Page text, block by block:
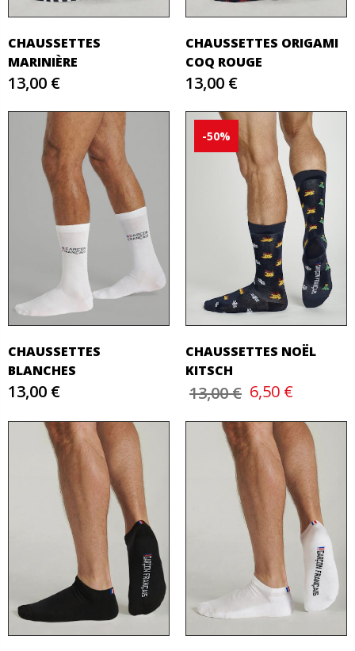
CHAUSSETTES
MARINIÈRE
13,00 €
CHAUSSETTES ORIGAMI
COQ ROUGE
13,00 €
CHAUSSETTES
BLANCHES
13,00 €
-50%
CHAUSSETTES NOËL
KITSCH
13,00 € 6,50 €